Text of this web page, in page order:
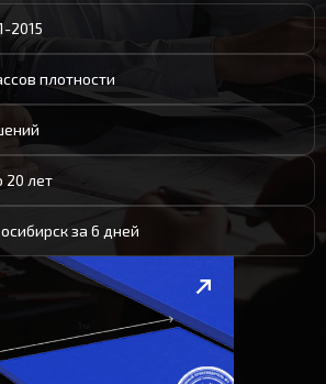
2015
плотности
20 лет
за 6 дней